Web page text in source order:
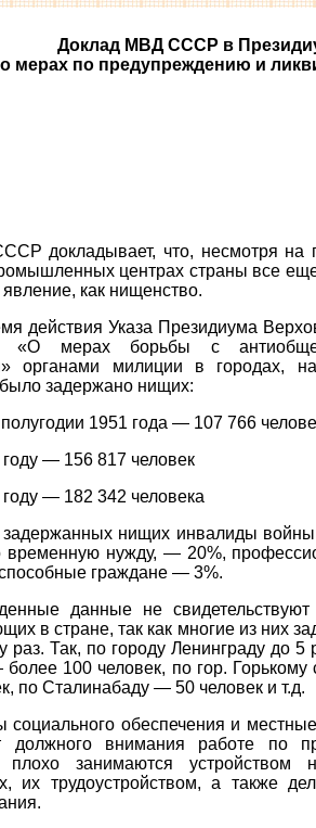
Доклад МВД СССР в
о мерах по предупреждению и
докладывает, что, несмотря
центрах страны все
как нищенство.
действия Указа Президиума
«О мерах борьбы с
органами милиции в городах,
задержано нищих:
1951 года — 107 766
году — 156 817 человек
— 182 342 человека
нищих инвалиды войны
временную нужду, — 20%,
граждане — 3%.
данные не свидетельствуют
в стране, так как многие из них
раз. Так, по городу Ленинграду до
100 человек, по гор.
по Сталинабаду — 50 человек и т.д.
социального обеспечения и
должного внимания работе по
плохо занимаются
их трудоустройством, а также